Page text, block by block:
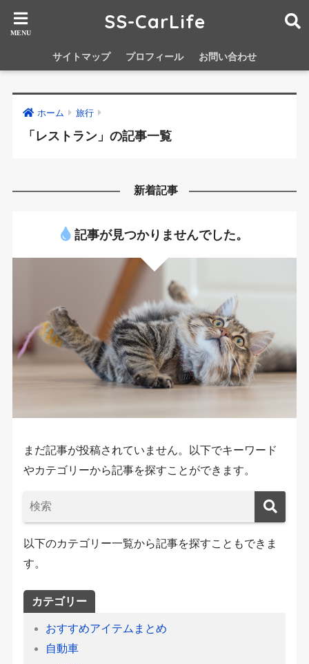
SS-CarLife
サイトマップ プロフィール お問い合わせ
ホーム 旅行
「レストラン」の記事一覧
新着記事
記事が見つかりませんでした。
まだ記事が投稿されていません。以下でキーワード
やカテゴリーから記事を探すことができます。
以下のカテゴリー一覧から記事を探すこともできま
す。
カテゴリー
おすすめアイテムまとめ
自動車